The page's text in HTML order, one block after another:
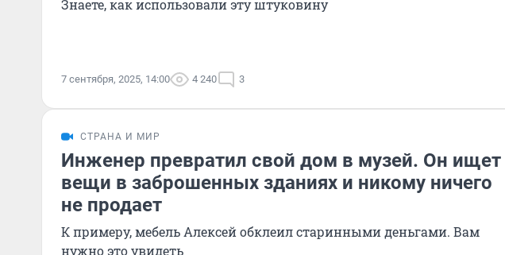
Знаете, как использовали эту штуковину
7 сентября, 2025, 14:00 4 240 3
СТРАНА И МИР
Инженер превратил свой дом в музей. Он ищет
вещи в заброшенных зданиях и никому ничего
не продает
К примеру, мебель Алексей обклеил старинными деньгами. Вам
нужно это увидеть